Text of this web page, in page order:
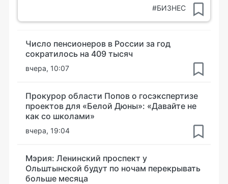
#БИЗНЕС
Число пенсионеров в России за год
сократилось на 409 тысяч
вчера, 10:07
Прокурор области Попов о госэкспертизе
проектов для «Белой Дюны»: «Давайте не
как со школами»
вчера, 19:04
Мэрия: Ленинский проспект у
Ольштынской будут по ночам перекрывать
больше месяца